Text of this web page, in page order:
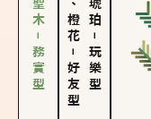
－
好友型
－
玩樂型